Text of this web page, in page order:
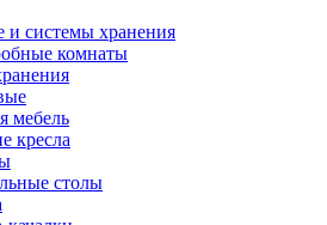
и системы хранения
комнаты
мебель
кресла
столы